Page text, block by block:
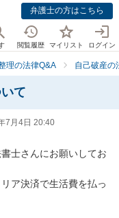
弁護士の方はこちら
閲覧履歴 マイリスト ログイン
理の法律Q&A 自己破産の
て
7月4日 20:40
士さんにお願いしてお
ア決済で生活費を払っ